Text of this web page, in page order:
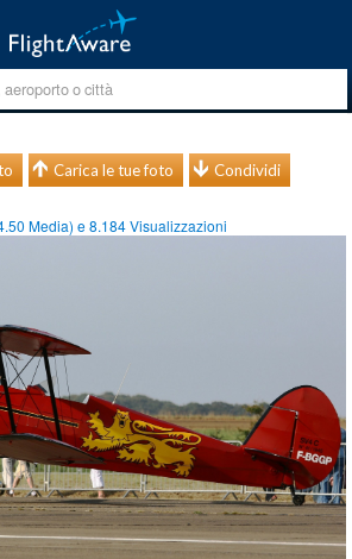
Carica le tue foto Condividi
Media) e8.184Visualizzazioni